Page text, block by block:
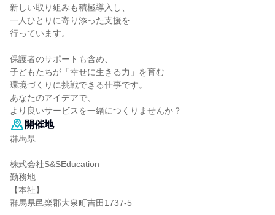
新しい取り組みも積極導入し、
一人ひとりに寄り添った支援を
行っています。
保護者のサポートも含め、
子どもたちが「幸せに生きる力」を育む
環境づくりに挑戦できる仕事です。
あなたのアイデアで、
より良いサービスを一緒につくりませんか？
開催地
群馬県
株式会社S&SEducation
勤務地
【本社】
群馬県邑楽郡大泉町吉田1737-5